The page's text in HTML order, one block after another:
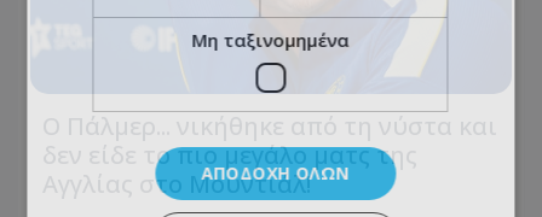
δεν είδε το πιο μεγάλο ματς της
Αγγλίας στο Μουντιάλ!
Μη ταξινομημένα
ΑΠΟΔΟΧΉ ΌΛΩΝ